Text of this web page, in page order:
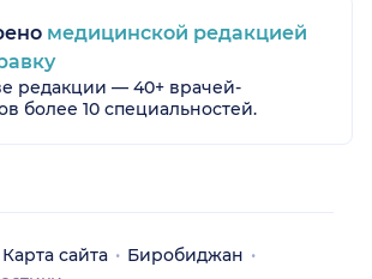
медицинской редакцией
редакции — 40+ врачей-
более 10 специальностей.
Карта сайта
Биробиджан